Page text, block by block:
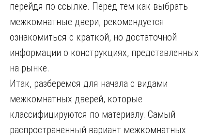
перейдя по ссылке. Перед тем как выбрать
межкомнатные двери, рекомендуется
ознакомиться с краткой, но достаточной
информации о конструкциях, представленных
на рынке.
Итак, разберемся для начала с видами
межкомнатных дверей, которые
классифицируются по материалу. Самый
распространенный вариант межкомнатных